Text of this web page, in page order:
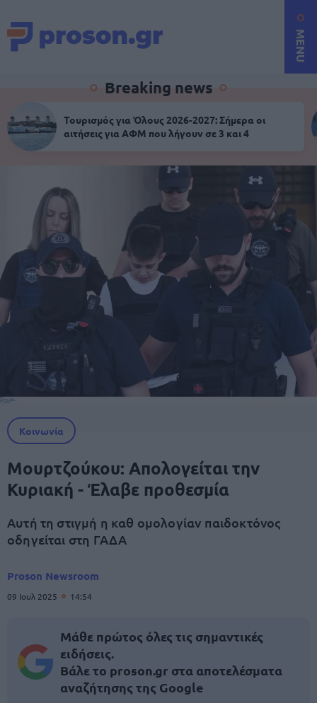
MENU
Breaking news
Τουρισμός για Όλους 2026-2027: Σήμερα οι
αιτήσεις για ΑΦΜ που λήγουν σε 3 και 4
Κοινωνία
Μουρτζούκου: Απολογείται την
Κυριακή - Έλαβε προθεσμία
Αυτή τη στιγμή η καθ ομολογίαν παιδοκτόνος
οδηγείται στη ΓΑΔΑ
Proson Newsroom
09 Ιουλ 2025 14:54
Μάθε πρώτος όλες τις σημαντικές
ειδήσεις.
Βάλε το proson.gr στα αποτελέσματα
αναζήτησης της Google